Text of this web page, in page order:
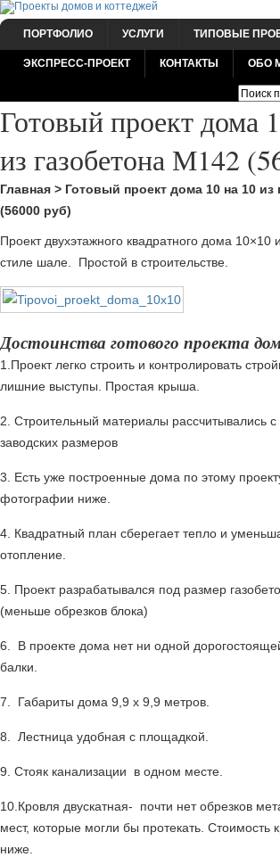
ПОРТФОЛИО УСЛУГИ ТИПОВЫЕ
ЭКСПРЕСС-ПРОЕКТ КОНТАКТЫ ОБО
Готовый проект дома
из газобетона М142
Главная > Готовый проект дома 10 на 10 из
(56000 руб)
Проект двухэтажного квадратного дома 10×10
стиле шале. Простой в строительстве.
Достоинства готового проекта
1.Проект легко строить и контролировать
лишние выступы. Простая крыша.
2. Строительный материалы рассчитывались с
заводских размеров
3. Есть уже построенные дома по этому
фотографии ниже.
4. Квадратный план сберегает тепло и
отопление.
5. Проект разрабатывался под размер
(меньше обрезков блока)
6. В проекте дома нет ни одной
балки.
7. Габариты дома 9,9 х 9,9 метров.
8. Лестница удобная с площадкой.
9. Стояк канализации в одном месте.
10.Кровля двускатная- почти нет обрезков
мест, которые могли бы протекать. Стоимость
ниже.